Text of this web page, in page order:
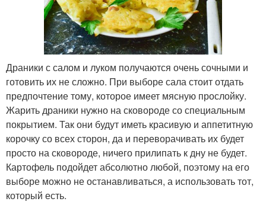
Драники с салом и луком получаются очень сочными и
готовить их не сложно. При выборе сала стоит отдать
предпочтение тому, которое имеет мясную прослойку.
Жарить драники нужно на сковороде со специальным
покрытием. Так они будут иметь красивую и аппетитную
корочку со всех сторон, да и переворачивать их будет
просто на сковороде, ничего прилипать к дну не будет.
Картофель подойдет абсолютно любой, поэтому на его
выборе можно не останавливаться, а использовать тот,
который есть.